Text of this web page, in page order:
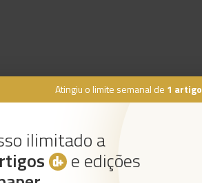
Atingiu o limite semanal de 1 artigo
ilimitado a
e edições
Instale a nossa App